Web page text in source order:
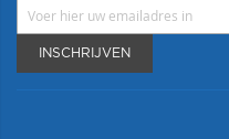
INSCHRIJVEN